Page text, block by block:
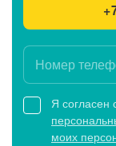
Я согласен
моих